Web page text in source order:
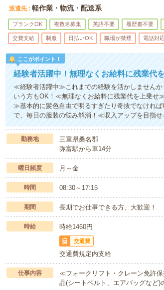
派遣先 軽作業・物流・配送系
ブランクOK 複数名募集 英語不要 履歴書不要
交費支給 制服 日払いOK 職場が禁煙 電話対
ここがポイント！
経験者活躍中！無理なくお給料に残業代
≪経験者活躍中≫これまでの経験を活かしません
いう方もOK！≪無理なくお給料に残業代を上乗
≫基本的に髪色自由で明るすぎたり奇抜でなけれ
で、毎日の服装の悩み解消！≪収入アップを目指
勤務地
三重県桑名郡
弥富駅から車14分
曜日頻度 月～金
時間 08:30～17:15
期間 長期でお仕事できる方、大歓迎！
時給 時給1460円
交通費
交通費規定内支給
仕事内容
≪フォークリフト・クレーン免許
品(シートベルト、エアバッグなど